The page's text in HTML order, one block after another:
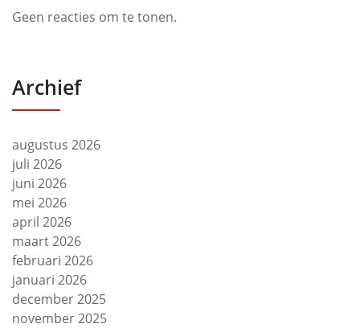
Geen reacties om te tonen.
Archief
augustus 2026
juli 2026
juni 2026
mei 2026
april 2026
maart 2026
februari 2026
januari 2026
december 2025
november 2025